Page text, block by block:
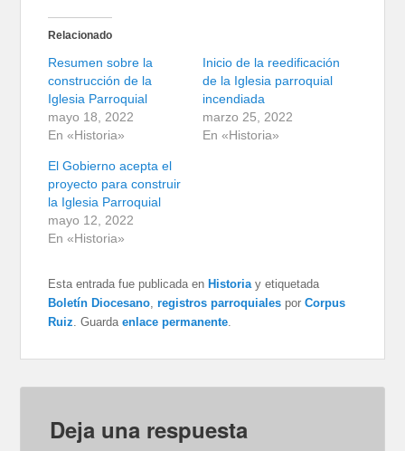
Relacionado
Resumen sobre la
construcción de la
Iglesia Parroquial
mayo 18, 2022
En «Historia»
Inicio de la reedificación
de la Iglesia parroquial
incendiada
marzo 25, 2022
En «Historia»
El Gobierno acepta el
proyecto para construir
la Iglesia Parroquial
mayo 12, 2022
En «Historia»
Esta entrada fue publicada enHistoria y etiquetada
Boletín Diocesano ,registros parroquiales porCorpus
Ruiz . Guardaenlace permanente
Deja una respuesta